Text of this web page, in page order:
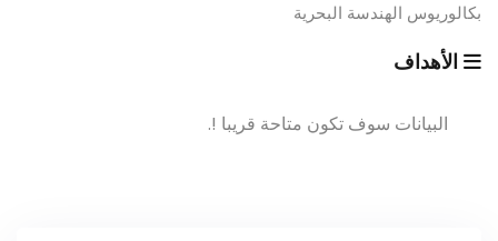
بكالوريوس الهندسة البحرية
الأهداف
البيانات سوف تكون متاحة قريبا !.